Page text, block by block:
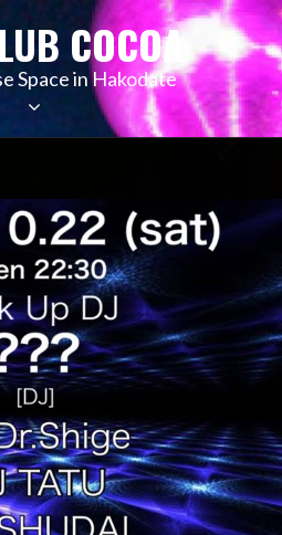
COCOA
Space in Hakodate